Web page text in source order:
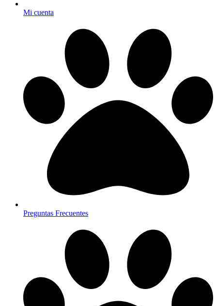
Mi cuenta
Preguntas Frecuentes